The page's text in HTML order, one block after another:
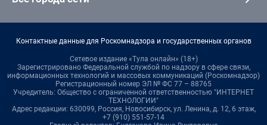
Контактные данные для Роскомнадзора и государственных органов
Сетевое издание «Тула онлайн» (18+)
Зарегистрировано Федеральной службой по надзору в сфере связи,
информационных технологий и массовых коммуникаций (Роскомнадзор)
Регистрационный номер ЭЛ № ФС 77 – 88765
Учредитель: Общество с ограниченной ответственностью "ИНТЕРНЕТ
ТЕХНОЛОГИИ"
Адрес редакции: 630099, Россия, Новосибирск, ул. Ленина, д. 12, 6 этаж,
+7 (910) 551-57-14